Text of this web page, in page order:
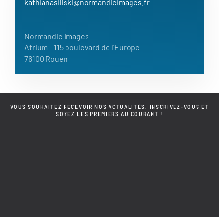
kathianasillski@normandieimages.fr
Normandie Images
Atrium - 115 boulevard de l'Europe
76100 Rouen
VOUS SOUHAITEZ RECEVOIR NOS ACTUALITÉS, INSCRIVEZ-VOUS ET
SOYEZ LES PREMIERS AU COURANT !